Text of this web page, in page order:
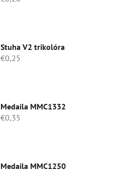
Stuha V2 trikolóra
€0,25
Medaila MMC1332
€0,35
Medaila MMC1250